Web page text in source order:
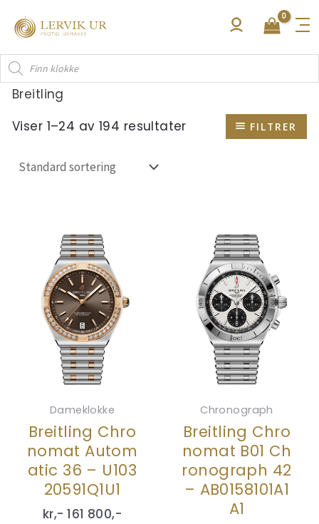
rett
innholdet
Products
search
Breitling
Viser 1–24 av 194 resultater
FILTRER
Dameklokke
Breitling Chro
nomat Autom
atic 36 – U103
20591Q1U1
kr,- 161 800,-
Chronograph
Breitling Chro
nomat B01 Ch
ronograph 42
– AB0158101A1
A1